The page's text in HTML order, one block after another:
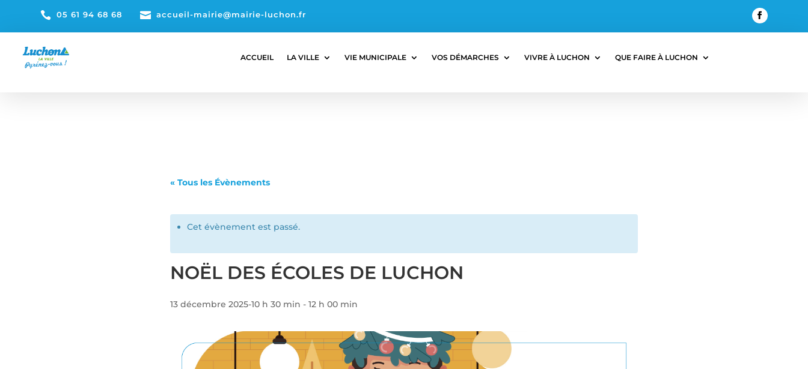
 05 61 94 68 68  accueil-mairie@mairie-luchon.fr
ACCUEIL LA VILLE VIE MUNICIPALE VOS DÉMARCHES VIVRE À LUCHON QUE FAIRE À LUCHON
« Tous les Évènements
Cet évènement est passé.
NOËL DES ÉCOLES DE LUCHON
13 décembre 2025-10 h 30 min -12 h 00 min